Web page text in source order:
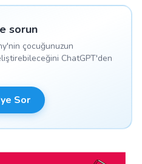
sorun
çocuğunuzun
ChatGPT'den
Sor